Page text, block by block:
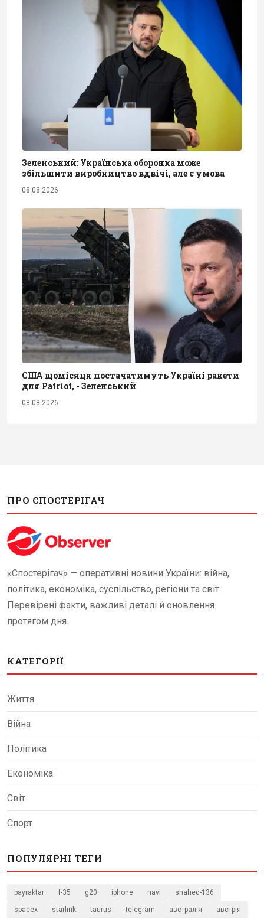
Зеленський: Українська оборонка може
збільшити виробництво вдвічі, але є умова
08.08.2026
США щомісяця постачатимуть Україні ракети
для Patriot, - Зеленський
08.08.2026
ПРО СПОСТЕРІГАЧ
«Спостерігач» — оперативні новини України: війна,
політика, економіка, суспільство, регіони та світ.
Перевірені факти, важливі деталі й оновлення
протягом дня.
КАТЕГОРІЇ
Життя
Війна
Політика
Економіка
Світ
Спорт
ПОПУЛЯРНІ ТЕГИ
bayraktar f-35 g20 iphone navi shahed-136
spacex starlink taurus telegram австралія австрія